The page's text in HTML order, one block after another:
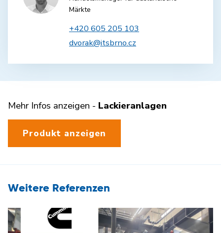
Märkte
+420 605 205 103
dvorak@itsbrno.cz
Mehr Infos anzeigen - Lackieranlagen
Produkt anzeigen
Weitere Referenzen